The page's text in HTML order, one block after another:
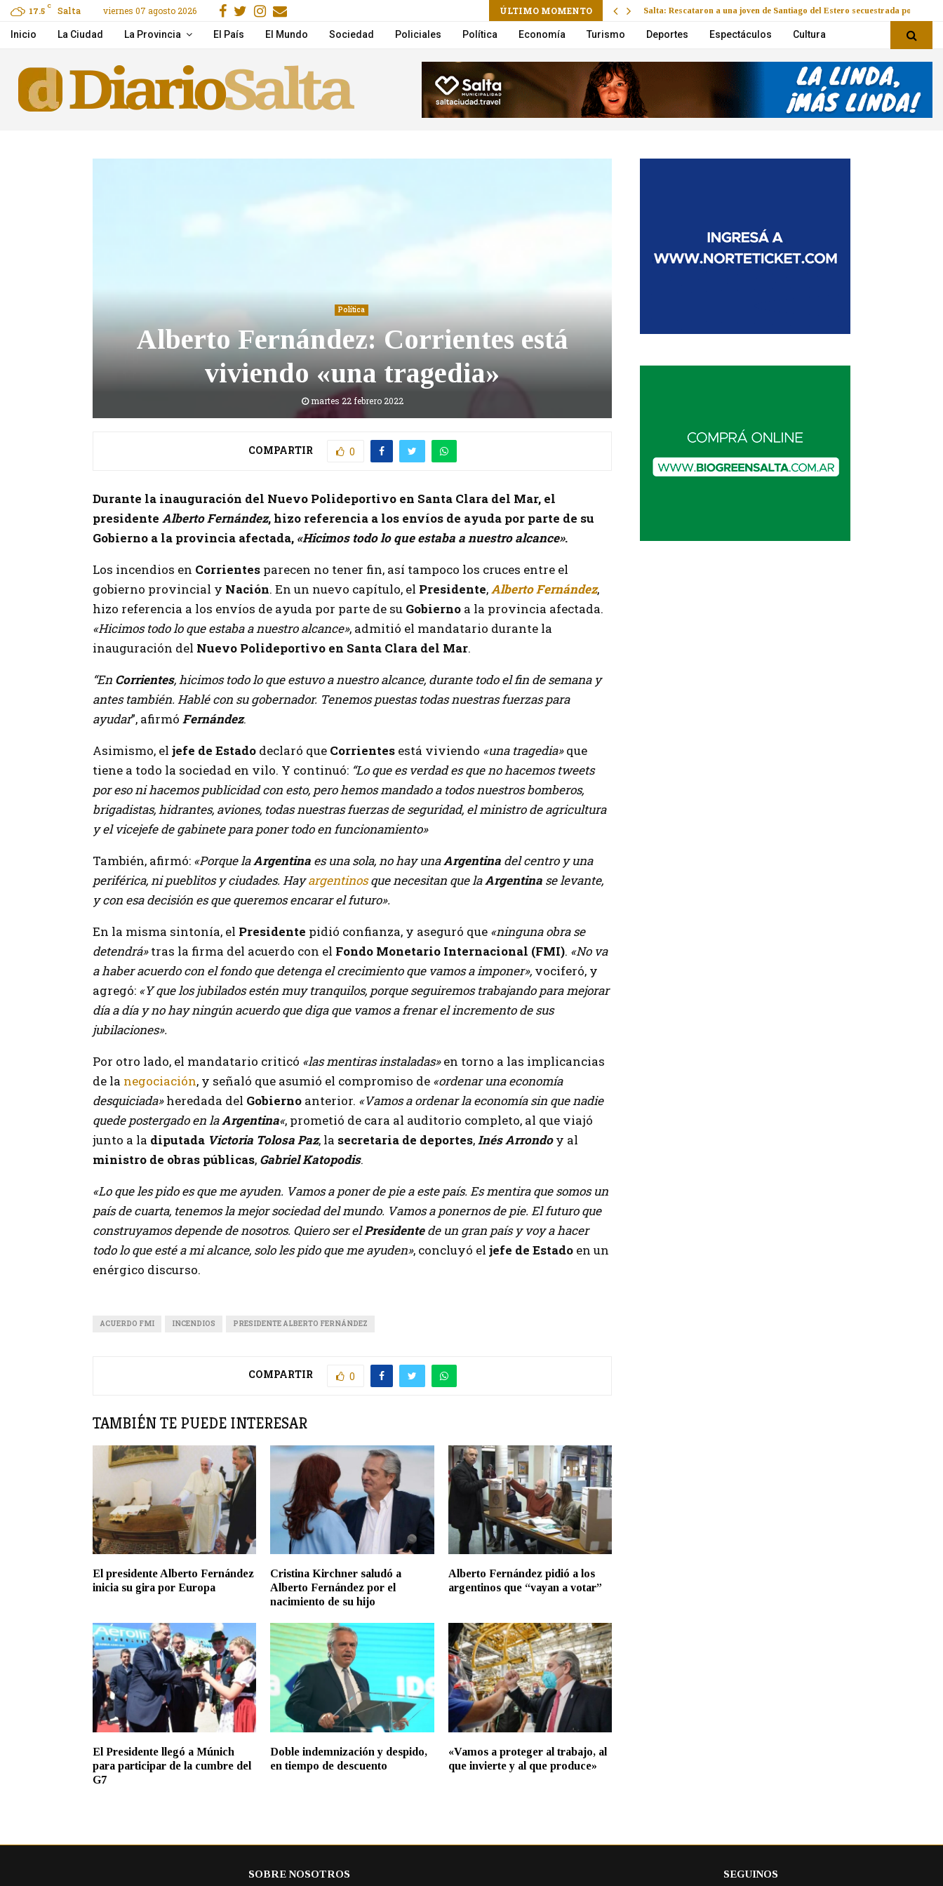
17.5 C Salta viernes 07 agosto 2026 ÚLTIMO MOMENTO
Quirno también le pidió a Villarruel que se vaya Salta: Rescataron a una joven de Santiago del Estero secuestrada por su
Facebook
Gorjeo
Instagram
Email
Inicio La Ciudad La Provincia El País El Mundo Sociedad Policiales Política Economía Turismo Deportes Espectáculos Cultura
Política
Alberto Fernández: Corrientes está
viviendo «una tragedia»
martes 22 febrero 2022
COMPARTIR 0
Durante la inauguración del Nuevo Polideportivo en Santa Clara del Mar, el
presidente Alberto Fernández, hizo referencia a los envíos de ayuda por parte de su
Gobierno a la provincia afectada, «Hicimos todo lo que estaba a nuestro alcance».
Los incendios en Corrientes parecen no tener fin, así tampoco los cruces entre el
gobierno provincial y Nación. En un nuevo capítulo, el Presidente,Alberto Fernández,
hizo referencia a los envíos de ayuda por parte de su Gobierno a la provincia afectada.
«Hicimos todo lo que estaba a nuestro alcance», admitió el mandatario durante la
inauguración del Nuevo Polideportivo en Santa Clara del Mar.
“En Corrientes, hicimos todo lo que estuvo a nuestro alcance, durante todo el fin de semana y
antes también. Hablé con su gobernador. Tenemos puestas todas nuestras fuerzas para
ayudar”, afirmó Fernández.
Asimismo, el jefe de Estado declaró que Corrientes está viviendo «una tragedia»que
tiene a todo la sociedad en vilo. Y continuó: “Lo que es verdad es que no hacemos tweets
por eso ni hacemos publicidad con esto, pero hemos mandado a todos nuestros bomberos,
brigadistas, hidrantes, aviones, todas nuestras fuerzas de seguridad, el ministro de agricultura
y el vicejefe de gabinete para poner todo en funcionamiento»
También, afirmó: «Porque laArgentina es una sola, no hay unaArgentina del centro y una
periférica, ni pueblitos y ciudades. Hayargentinosque necesitan que laArgentina se levante,
y con esa decisión es que queremos encarar el futuro».
En la misma sintonía, el Presidente pidió confianza, y aseguró que «ninguna obra se
detendrá»tras la firma del acuerdo con el Fondo Monetario Internacional (FMI). «No va
a haber acuerdo con el fondo que detenga el crecimiento que vamos a imponer», vociferó, y
agregó: «Y que los jubilados estén muy tranquilos, porque seguiremos trabajando para mejorar
día a día y no hay ningún acuerdo que diga que vamos a frenar el incremento de sus
jubilaciones».
Por otro lado, el mandatario criticó «las mentiras instaladas»en torno a las implicancias
de la negociación, y señaló que asumió el compromiso de «ordenar una economía
desquiciada»heredada del Gobierno anterior. «Vamos a ordenar la economía sin que nadie
quede postergado en laArgentina«, prometió de cara al auditorio completo, al que viajó
junto a la diputada Victoria Tolosa Paz, la secretaria de deportes,Inés Arrondoy al
ministro de obras públicas, Gabriel Katopodis.
«Lo que les pido es que me ayuden. Vamos a poner de pie a este país. Es mentira que somos un
país de cuarta, tenemos la mejor sociedad del mundo. Vamos a ponernos de pie. El futuro que
construyamos depende de nosotros. Quiero ser elPresidentede un gran país y voy a hacer
todo lo que esté a mi alcance, solo les pido que me ayuden», concluyó el jefe de Estado en un
enérgico discurso.
ACUERDO FMI INCENDIOS PRESIDENTE ALBERTO FERNÁNDEZ
COMPARTIR 0
TAMBIÉN TE PUEDE INTERESAR
El presidente Alberto Fernández
inicia su gira por Europa
Cristina Kirchner saludó a
Alberto Fernández por el
nacimiento de su hijo
Alberto Fernández pidió a los
argentinos que “vayan a votar”
El Presidente llegó a Múnich
para participar de la cumbre del
G7
Doble indemnización y despido,
en tiempo de descuento
«Vamos a proteger al trabajo, al
que invierte y al que produce»
SOBRE NOSOTROS SEGUINOS